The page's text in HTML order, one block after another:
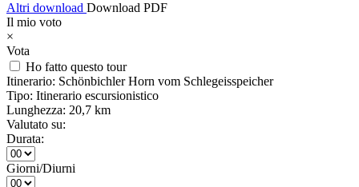
Altri download Download PDF
Il mio voto
×
Vota
Ho fatto questo tour
Itinerario: Schönbichler Horn vom Schlegeisspeicher
Tipo: Itinerario escursionistico
Lunghezza: 20,7 km
Valutato su:
Durata:
Giorni/Diurni